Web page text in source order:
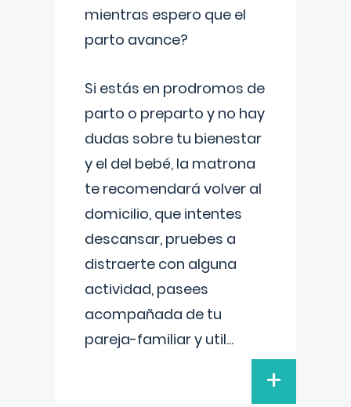
mientras espero que el
parto avance?
Si estás en prodromos de
parto o preparto y no hay
dudas sobre tu bienestar
y el del bebé, la matrona
te recomendará volver al
domicilio, que intentes
descansar, pruebes a
distraerte con alguna
actividad, pasees
acompañada de tu
pareja-familiar y util...
+